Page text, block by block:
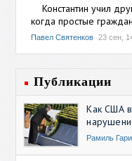
Константин учил
когда простые
Павел Святенков 23 сен,
Публикации
Как США
Рамиль